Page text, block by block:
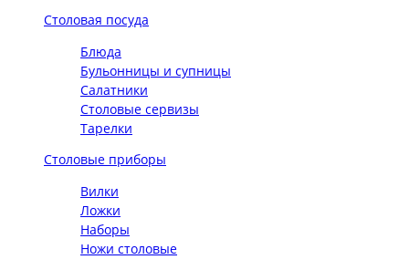
Столовая посуда
Блюда
Бульонницы и супницы
Салатники
Столовые сервизы
Тарелки
Столовые приборы
Вилки
Ложки
Наборы
Ножи столовые